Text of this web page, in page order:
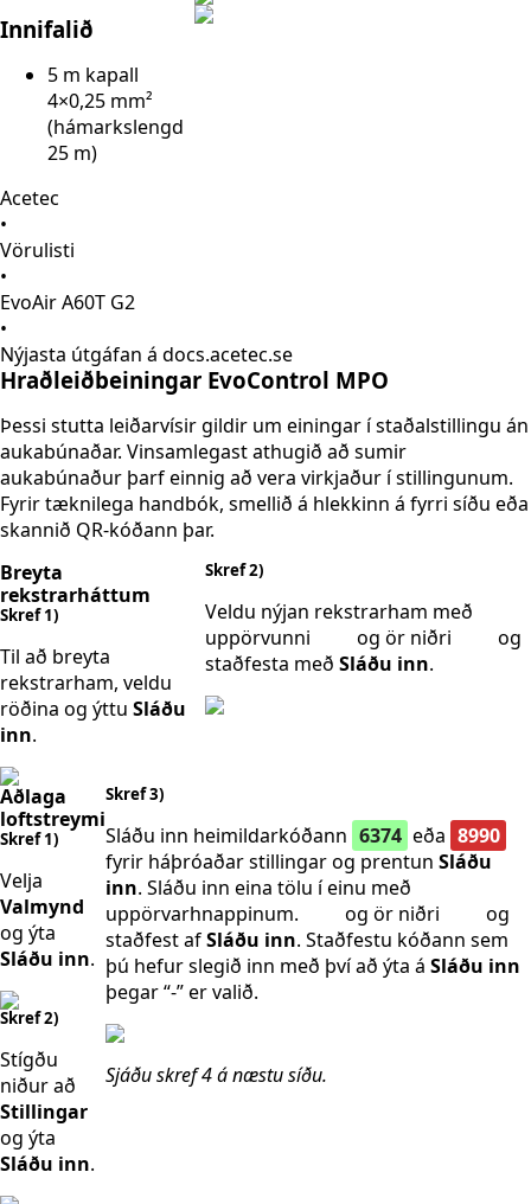
Innifalið
5 m kapall
4×0,25 mm²
(hámarkslengd
25 m)
Acetec
•
Vörulisti
•
EvoAir A60T G2
•
Nýjasta útgáfan á docs.acetec.se
Hraðleiðbeiningar EvoControl MPO
Þessi stutta leiðarvísir gildir um einingar í staðalstillingu án
aukabúnaðar. Vinsamlegast athugið að sumir
aukabúnaður þarf einnig að vera virkjaður í stillingunum.
Fyrir tæknilega handbók, smellið á hlekkinn á fyrri síðu eða
skannið QR-kóðann þar.
Breyta
rekstrarháttum
Skref 1)
Til að breyta
rekstrarham, veldu
röðina og ýttu Sláðu
inn.
Skref 2)
Veldu nýjan rekstrarham með
uppörvunni
og ör niðri
og
staðfesta meðSláðu inn.
Aðlaga
loftstreymi
Skref 1)
Velja
Valmynd
og ýta
Sláðu inn.
Skref 2)
Stígðu
niður að
Stillingar
og ýta
Sláðu inn.
Skref 3)
Sláðu inn heimildarkóðann 6374 eða 8990
fyrir háþróaðar stillingar og prentun Sláðu
inn. Sláðu inn eina tölu í einu með
uppörvarhnappinum.
og ör niðri
og
staðfest afSláðu inn. Staðfestu kóðann sem
þú hefur slegið inn með því að ýta á Sláðu inn
þegar “-” er valið.
Sjáðu skref 4 á næstu síðu.